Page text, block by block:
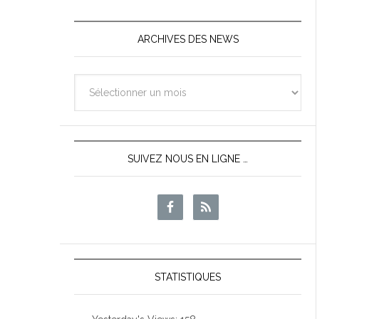
ARCHIVES DES NEWS
des
News
SUIVEZ NOUS EN LIGNE …
STATISTIQUES